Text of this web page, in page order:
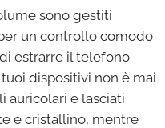
sono gestiti
un controllo comodo
estrarre il telefono
dispositivi non è mai
auricolari e lasciati
e cristallino, mentre